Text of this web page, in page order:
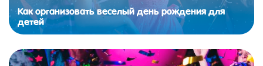
Как организовать веселый день рождения для
детей